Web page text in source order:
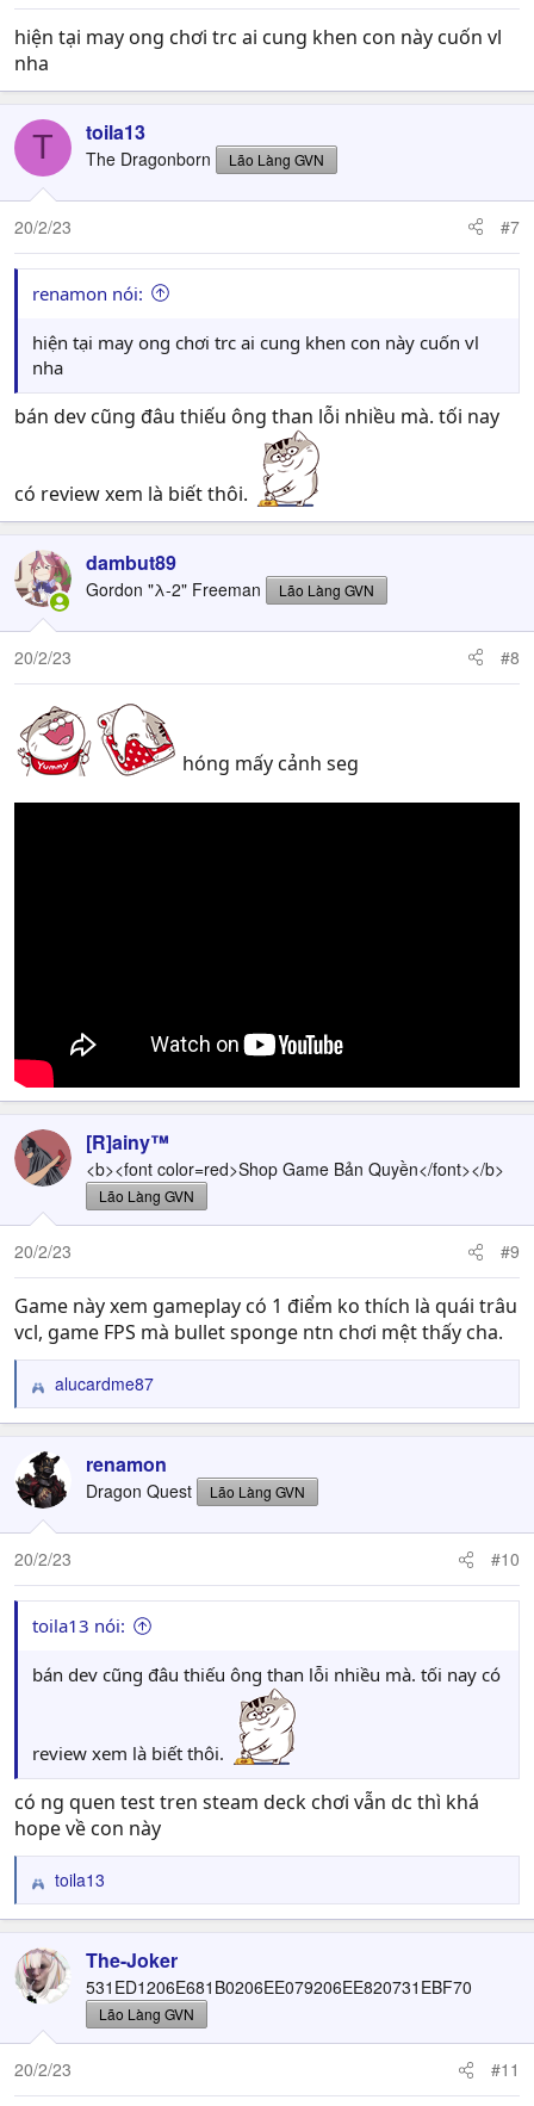
hiện tại may ong chơi trc ai cung khen con này cuốn vl
nha
T toila13
The Dragonborn Lão Làng GVN
20/2/23 #7
renamon nói:
hiện tại may ong chơi trc ai cung khen con này cuốn vl
nha
bán dev cũng đâu thiếu ông than lỗi nhiều mà. tối nay
có review xem là biết thôi.
dambut89
Gordon "λ-2" Freeman Lão Làng GVN
20/2/23 #8
hóng mấy cảnh seg
[R]ainy™
<b><font color=red>Shop Game Bản Quyền</font></b>
Lão Làng GVN
20/2/23 #9
Game này xem gameplay có 1 điểm ko thích là quái trâu
vcl, game FPS mà bullet sponge ntn chơi mệt thấy cha.
R
e
c
t
i
o
n
:
alucardme87
renamon
Dragon Quest Lão Làng GVN
20/2/23 #10
toila13 nói:
bán dev cũng đâu thiếu ông than lỗi nhiều mà. tối nay có
review xem là biết thôi.
có ng quen test tren steam deck chơi vẫn dc thì khá
hope về con này
R
e
c
t
i
n
s
:
toila13
The-Joker
531ED1206E681B0206EE079206EE820731EBF70
Lão Làng GVN
20/2/23 #11